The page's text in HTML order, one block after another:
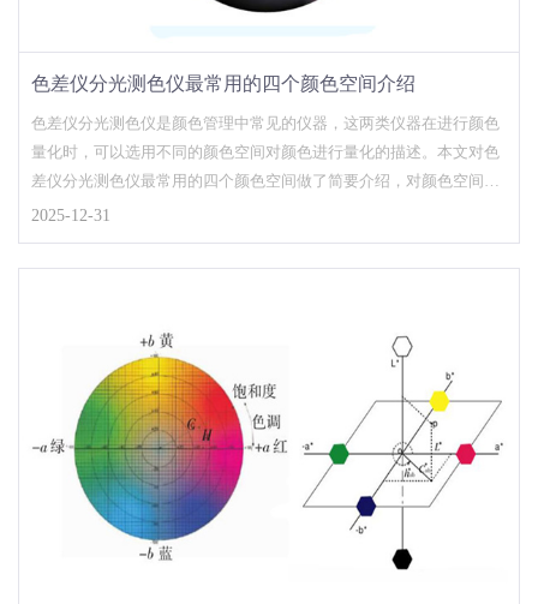
色差仪分光测色仪最常用的四个颜色空间介绍
色差仪分光测色仪是颜色管理中常见的仪器，这两类仪器在进行颜色
量化时，可以选用不同的颜色空间对颜色进行量化的描述。本文对色
差仪分光测色仪最常用的四个颜色空间做了简要介绍，对颜色空间感
兴趣的朋友不妨了解一下！...
2025-12-31